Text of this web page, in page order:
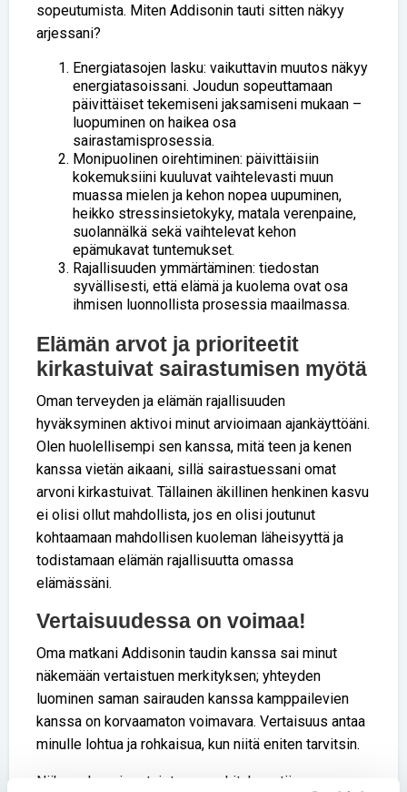
sopeutumista. Miten Addisonin tauti sitten näkyy
arjessani?
Energiatasojen lasku: vaikuttavin muutos näkyy
energiatasoissani. Joudun sopeuttamaan
päivittäiset tekemiseni jaksamiseni mukaan –
luopuminen on haikea osa
sairastamisprosessia.
Monipuolinen oirehtiminen: päivittäisiin
kokemuksiini kuuluvat vaihtelevasti muun
muassa mielen ja kehon nopea uupuminen,
heikko stressinsietokyky, matala verenpaine,
suolannälkä sekä vaihtelevat kehon
epämukavat tuntemukset.
Rajallisuuden ymmärtäminen: tiedostan
syvällisesti, että elämä ja kuolema ovat osa
ihmisen luonnollista prosessia maailmassa.
Elämän arvot ja prioriteetit
kirkastuivat sairastumisen myötä
Oman terveyden ja elämän rajallisuuden
hyväksyminen aktivoi minut arvioimaan ajankäyttöäni.
Olen huolellisempi sen kanssa, mitä teen ja kenen
kanssa vietän aikaani, sillä sairastuessani omat
arvoni kirkastuivat. Tällainen äkillinen henkinen kasvu
ei olisi ollut mahdollista, jos en olisi joutunut
kohtaamaan mahdollisen kuoleman läheisyyttä ja
todistamaan elämän rajallisuutta omassa
elämässäni.
Vertaisuudessa on voimaa!
Oma matkani Addisonin taudin kanssa sai minut
näkemään vertaistuen merkityksen; yhteyden
luominen saman sairauden kanssa kamppailevien
kanssa on korvaamaton voimavara. Vertaisuus antaa
minulle lohtua ja rohkaisua, kun niitä eniten tarvitsin.
Näkemykseni vertaistuen merkityksestä: